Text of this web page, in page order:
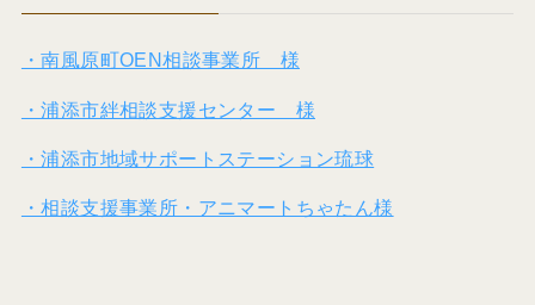
・南風原町OEN相談事業所 様
・浦添市絆相談支援センター 様
・浦添市地域サポートステーション琉球
・相談支援事業所・アニマートちゃたん様